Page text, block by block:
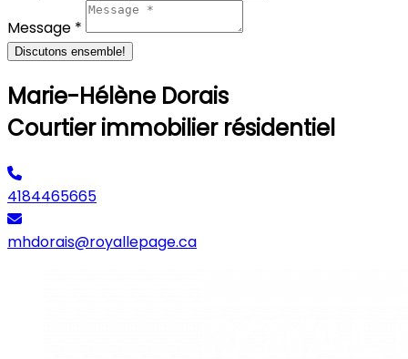
Message *
Discutons ensemble!
Marie-Hélène Dorais
Courtier immobilier résidentiel
4184465665
mhdorais@royallepage.ca